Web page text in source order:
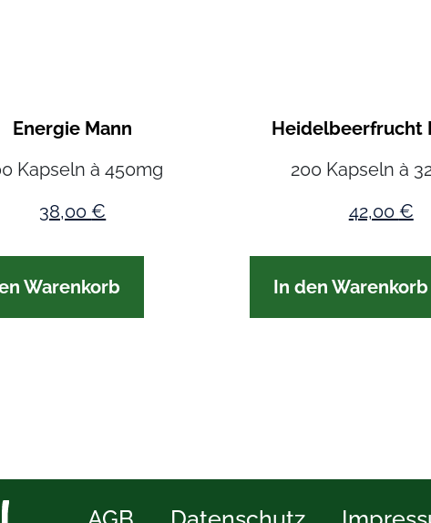
Energie Mann
Kapseln à 450mg
38,00€
Warenkorb
Heidelbeerfrucht
200 Kapseln à
42,00 €
In den Warenkorb